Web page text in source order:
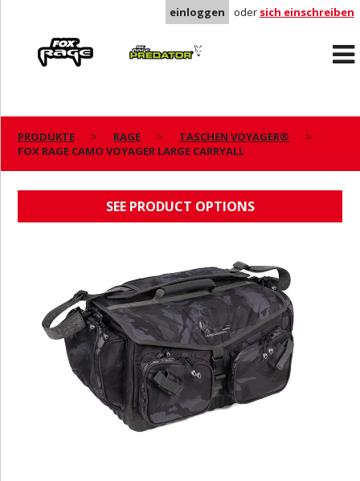
einloggen oder sich einschreiben
Predator
PRODUKTE RAGE
TASCHEN VOYAGER®
FOX RAGE CAMO VOYAGER LARGE CARRYALL
SEE PRODUCT OPTIONS